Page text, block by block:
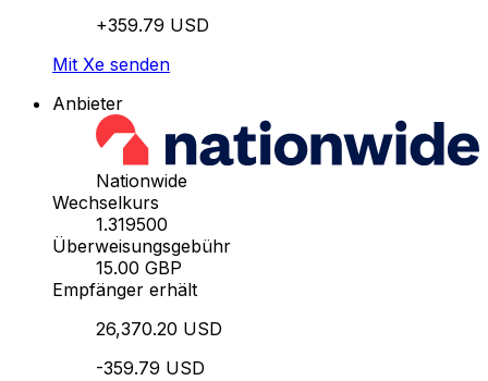
+359.79 USD
Mit Xe senden
Anbieter
Nationwide
Wechselkurs
1.319500
Überweisungsgebühr
15.00 GBP
Empfänger erhält
26,370.20 USD
-359.79 USD